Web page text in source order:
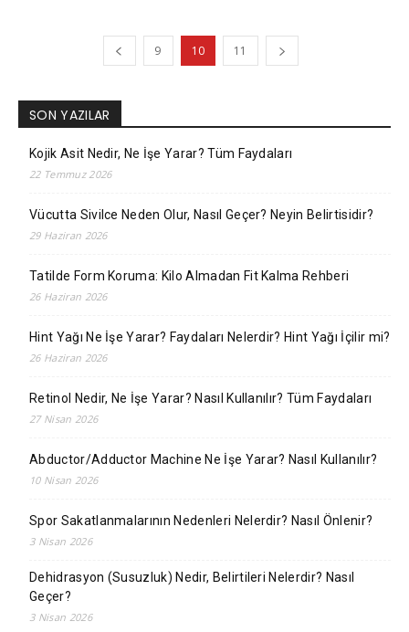
9 10 11
SON YAZILAR
Kojik Asit Nedir, Ne İşe Yarar? Tüm Faydaları
22 Temmuz 2026
Vücutta Sivilce Neden Olur, Nasıl Geçer? Neyin Belirtisidir?
29 Haziran 2026
Tatilde Form Koruma: Kilo Almadan Fit Kalma Rehberi
26 Haziran 2026
Hint Yağı Ne İşe Yarar? Faydaları Nelerdir? Hint Yağı İçilir mi?
26 Haziran 2026
Retinol Nedir, Ne İşe Yarar? Nasıl Kullanılır? Tüm Faydaları
27 Nisan 2026
Abductor/Adductor Machine Ne İşe Yarar? Nasıl Kullanılır?
10 Nisan 2026
Spor Sakatlanmalarının Nedenleri Nelerdir? Nasıl Önlenir?
3 Nisan 2026
Dehidrasyon (Susuzluk) Nedir, Belirtileri Nelerdir? Nasıl
Geçer?
3 Nisan 2026